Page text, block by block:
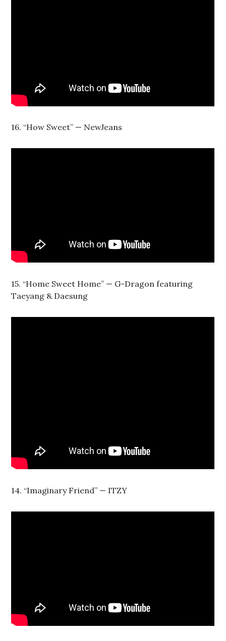
16. “How Sweet” — NewJeans
15. “Home Sweet Home” — G-Dragon featuring
Taeyang & Daesung
14. “Imaginary Friend” — ITZY